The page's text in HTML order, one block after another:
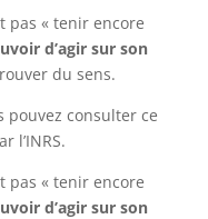
pas « tenir encore
d’agir sur son
du sens.
pouvez consulter ce
l’INRS.
pas « tenir encore
d’agir sur son